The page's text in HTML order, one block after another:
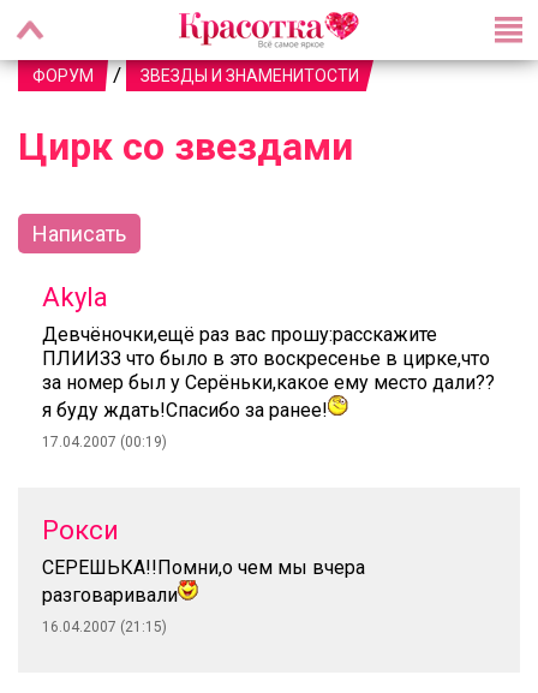
ФОРУМ / ЗВЕЗДЫ И ЗНАМЕНИТОСТИ
Цирк со звездами
Написать
Akyla
Девчёночки,ещё раз вас прошу:расскажите
ПЛИИЗЗ что было в это воскресенье в цирке,что
за номер был у Серёньки,какое ему место дали??
я буду ждать!Спасибо за ранее!
17.04.2007 (00:19)
Рокси
СЕРЕШЬКА!!Помни,о чем мы вчера
разговаривали
16.04.2007 (21:15)